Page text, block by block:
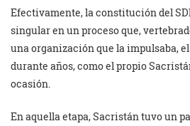
Efectivamente, la constitución del
singular en un proceso que,
una organización que la impulsaba,
durante años, como el propio
ocasión.
En aquella etapa, Sacristán tuvo un